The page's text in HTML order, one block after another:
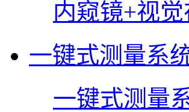
内窥镜+视
一键式测量系
一键式测量